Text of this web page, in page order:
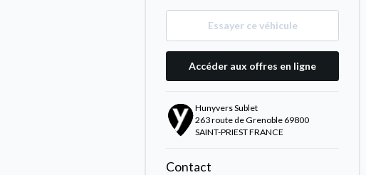
Essayer ce véhicule
Accéder aux offres en ligne
Hunyvers Sublet
263 route de Grenoble 69800
SAINT-PRIEST FRANCE
Contact